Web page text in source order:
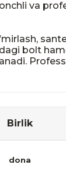
va
bolt
Birlik
dona